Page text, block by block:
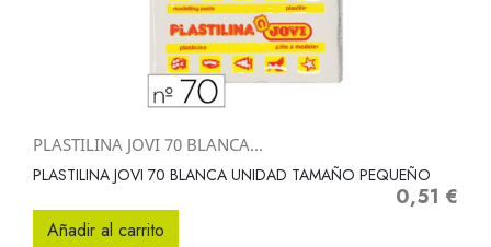
PLASTILINA JOVI 70 BLANCA...
PLASTILINA JOVI 70 BLANCA UNIDAD TAMAÑO PEQUEÑO
Precio
0,51 €
Añadir al carrito